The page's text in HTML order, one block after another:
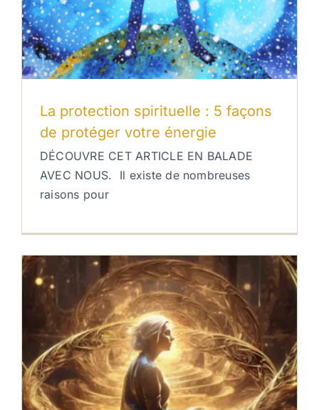
La protection spirituelle : 5 façons
de protéger votre énergie
DÉCOUVRE CET ARTICLE EN BALADE
AVEC NOUS. Il existe de nombreuses
raisons pour